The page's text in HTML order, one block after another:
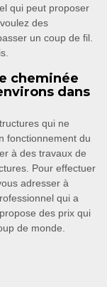
qui peut proposer
des
un coup de fil.
cheminée
dans
qui ne
fonctionnement du
à des travaux de
Pour effectuer
adresser à
qui a
des prix qui
de monde.